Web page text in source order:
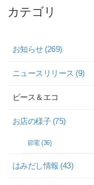
カテゴリ
お知らせ (269)
ニュースリリース (9)
ピース＆エコ
お店の様子 (75)
節電 (36)
はみだし情報 (43)